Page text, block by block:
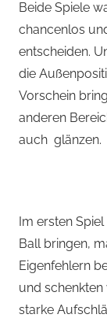
Beide Spiele
chancenlos
entscheiden.
die
Vorschein
anderen
auch glänzen.
Im ersten
Ball bringen,
Eigenfehlern
und schenkten
starke